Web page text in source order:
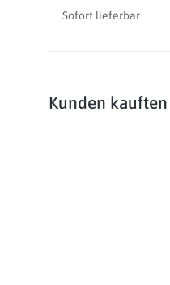
Sofort lieferbar
Produktgalerie
Kunden